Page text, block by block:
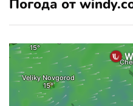
Погода от